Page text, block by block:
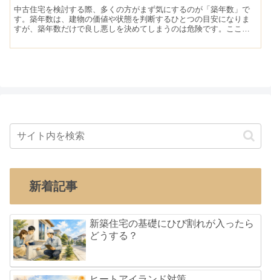
中古住宅を検討する際、多くの方がまず気にするのが「築年数」で
す。築年数は、建物の価値や状態を判断するひとつの目安になりま
すが、築年数だけで良し悪しを決めてしまうのは危険です。ここで
新着記事
新築住宅の基礎にひび割れが入ったら
どうする？